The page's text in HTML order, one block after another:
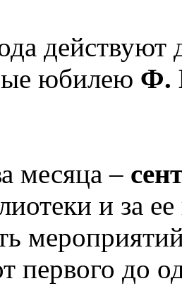
юбилею Ф.
месяца –
и за
первого до